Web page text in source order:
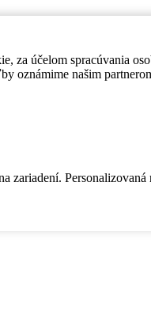
za účelom spracúvania
oznámime našim
Personalizovaná